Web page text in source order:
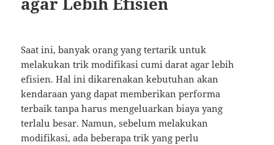
Saat ini, banyak orang yang tertarik untuk
melakukan trik modifikasi cumi darat agar lebih
efisien. Hal ini dikarenakan kebutuhan akan
kendaraan yang dapat memberikan performa
terbaik tanpa harus mengeluarkan biaya yang
terlalu besar. Namun, sebelum melakukan
modifikasi, ada beberapa trik yang perlu